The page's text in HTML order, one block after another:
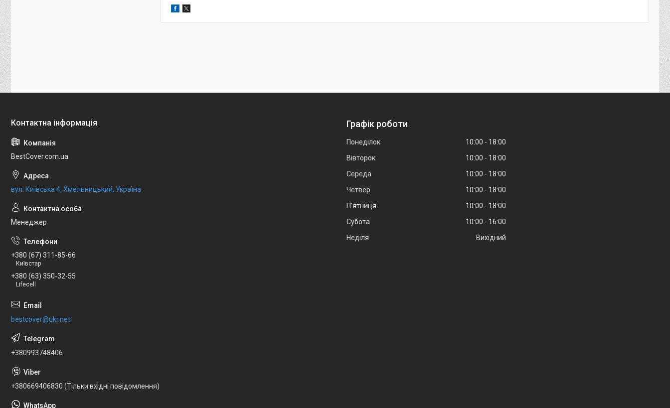
BestCover.com.ua
вул. Київська 4, Хмельницький, Україна
Менеджер
+380 (67) 311-85-66
Київстар
+380 (63) 350-32-55
Lifecell
bestcover@ukr.net
+380993748406
+380669406830 (Тільки вхідні повідомлення)
Графік роботи
Понеділок 10:00
18:00
Вівторок
10:00
18:00
Середа
10:00
18:00
Четвер
10:00
18:00
Пʼятниця
10:00
18:00
Субота
10:00
16:00
Неділя
Вихідний